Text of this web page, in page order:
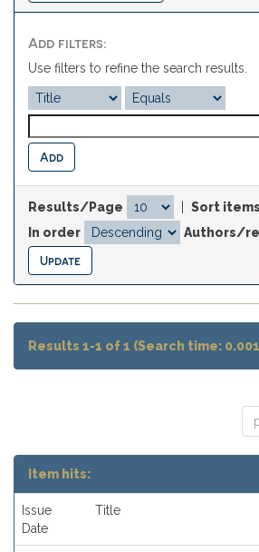
Add filters:
Use filters to refine the search results.
Results/Page
Sort
In order
Authors/
Results 1-1 of 1 (Search time:
Item hits:
Issue
Date
Title